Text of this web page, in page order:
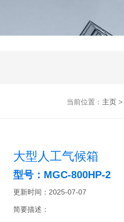
当前位置： 主页>
大型人工气候箱
型号：MGC-800HP-2
更新时间：2025-07-07
简要描述：